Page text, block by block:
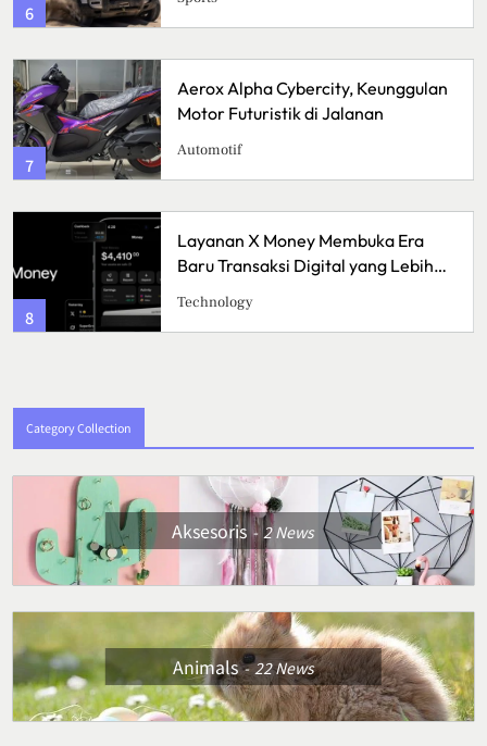
2
3
Lavio Hiking E95, Sepatu Hiking
Nyaman untuk Petualangan
Lifestyle
4
Lawar Bali, Kuliner Tradisional
Sarat Cita Rasa
Culinary
Category Collection
Aksesoris 2News
Animals 22News